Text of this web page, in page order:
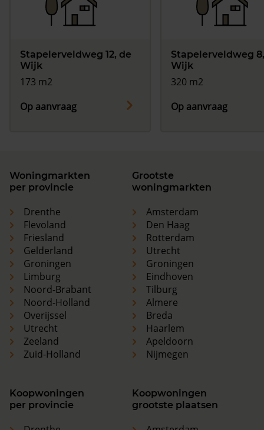
Stapelerveldweg 12, de
Wijk
173 m2
Op aanvraag
Stapelerveldweg
Wijk
320 m2
Op aanvraag
Woningmarkten
per provincie
Drenthe
Flevoland
Friesland
Gelderland
Groningen
Limburg
Noord-Brabant
Noord-Holland
Overijssel
Utrecht
Zeeland
Zuid-Holland
Grootste
woningmarkten
Amsterdam
Den Haag
Rotterdam
Utrecht
Groningen
Eindhoven
Tilburg
Almere
Breda
Haarlem
Apeldoorn
Nijmegen
Koopwoningen
per provincie
Koopwoningen
grootste plaatsen